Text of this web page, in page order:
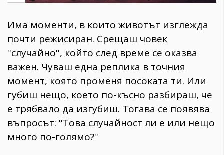
1817
ПОСЛЕДВАЙТЕ
НИ
Има моменти, в които животът изглежда
почти режисиран. Срещаш човек
''случайно'', който след време се оказва
важен. Чуваш една реплика в точния
момент, която променя посоката ти. Или
губиш нещо, което по-късно разбираш, че
е трябвало да изгубиш. Тогава се появява
въпросът: ''Това случайност ли е или нещо
много по-голямо?''